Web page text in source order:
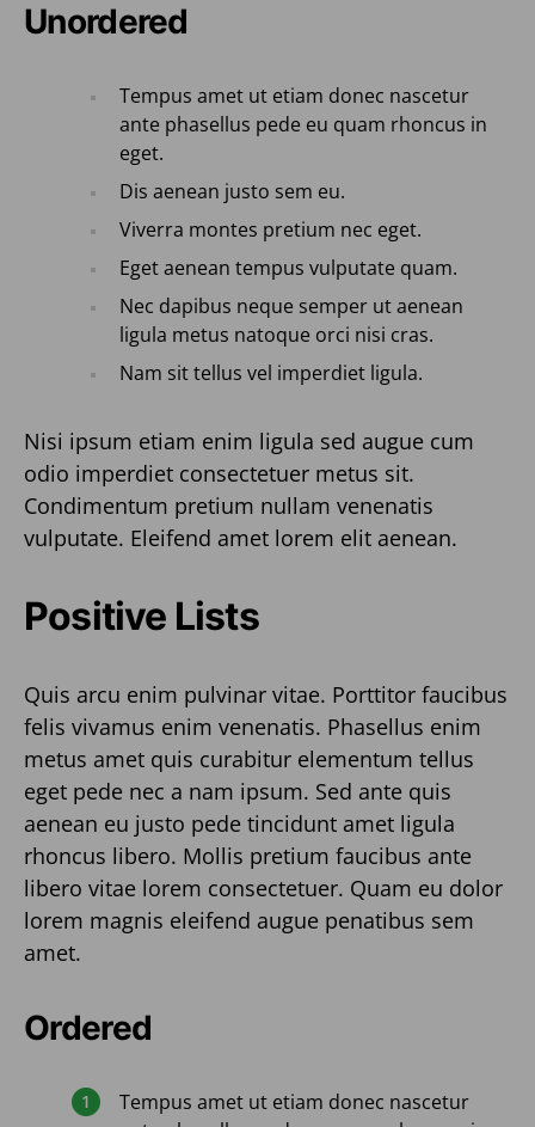
Unordered
Tempus amet ut etiam donec nascetur
ante phasellus pede eu quam rhoncus in
eget.
Dis aenean justo sem eu.
Viverra montes pretium nec eget.
Eget aenean tempus vulputate quam.
Nec dapibus neque semper ut aenean
ligula metus natoque orci nisi cras.
Nam sit tellus vel imperdiet ligula.
Nisi ipsum etiam enim ligula sed augue cum
odio imperdiet consectetuer metus sit.
Condimentum pretium nullam venenatis
vulputate. Eleifend amet lorem elit aenean.
Positive Lists
Quis arcu enim pulvinar vitae. Porttitor faucibus
felis vivamus enim venenatis. Phasellus enim
metus amet quis curabitur elementum tellus
eget pede nec a nam ipsum. Sed ante quis
aenean eu justo pede tincidunt amet ligula
rhoncus libero. Mollis pretium faucibus ante
libero vitae lorem consectetuer. Quam eu dolor
lorem magnis eleifend augue penatibus sem
amet.
Ordered
Tempus amet ut etiam donec nascetur